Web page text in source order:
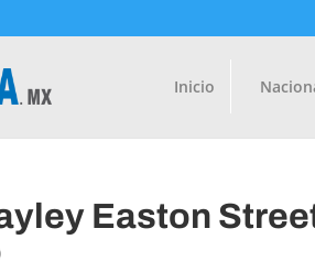
Inicio
Easton